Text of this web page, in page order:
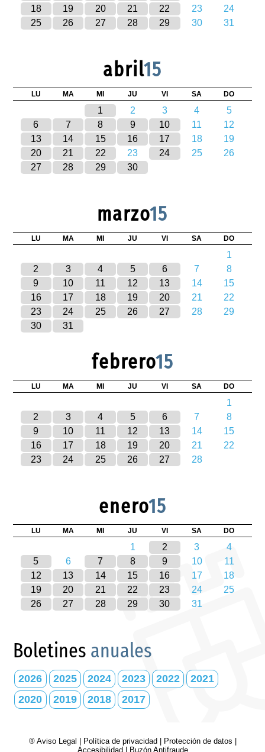
18
19 20 21 22 23
24
25
26 27 28 29 30 31
abril15
LU MA MI JU VI SA DO
1 2 3 4
5
6
7 8 9 10 11
12
13
14 15 16 17 18
19
20
21 22 23 24 25
26
27
28 29 30
marzo15
LU MA MI JU VI SA DO
1
2
3 4 5 6 7
8
9
10 11 12 13 14
15
16
17 18 19 20 21
22
23
24 25 26 27 28
29
30
31
febrero15
LU MA MI JU VI SA DO
1
2
3 4 5 6 7
8
9
10 11 12 13 14
15
16
17 18 19 20 21
22
23
24 25 26 27 28
enero15
LU MA MI JU VI SA DO
1 2 3
4
5
6 7 8 9 10
11
12
13 14 15 16 17
18
19
20 21 22 23 24
25
26
27 28 29 30 31
Boletines anuales
2026 2025 2024 2023 2022
2021
2020
2019 2018 2017
® Aviso Legal Política de privacidad Protección de datos
Accesibilidad
Buzón Antifraude